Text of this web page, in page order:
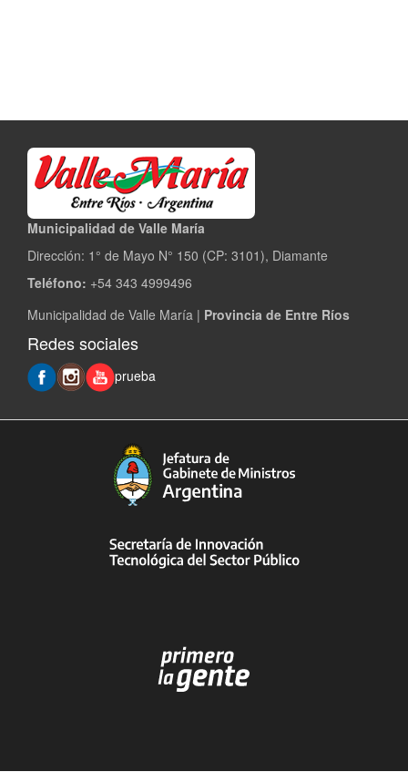
Municipalidad de Valle María
Dirección: 1° de Mayo N° 150 (CP: 3101), Diamante
Teléfono: +54 343 4999496
Municipalidad de Valle María | Provincia de Entre Ríos
Redes sociales
prueba